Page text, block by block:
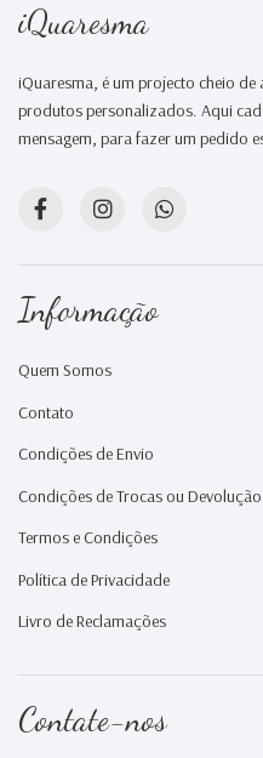
iQuaresma
iQuaresma, é um projecto cheio
produtos personalizados. Aqui
mensagem, para fazer um pedido
Informação
Quem Somos
Contato
Condições de Envio
Condições de Trocas ou Devolução
Termos e Condições
Política de Privacidade
Livro de Reclamações
Contate-nos